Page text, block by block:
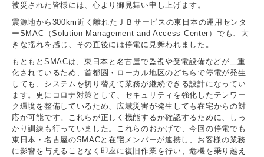
被災された皆様には、心より御見舞い申し上げます。
震源地から300km近く離れたＪＢサービスの東日本の運用センタ
ーSMAC（Solution Management and Access Center）でも、大
きな揺れを感じ、その直後には停電に見舞われました。
もともとSMACは、東日本と名古屋で監視や受電設備などが二重
化されているため、首都圏・ローカル地区のどちらで停電が発生
しても、システムを切り替えて業務が継続できる設計になってい
ます。更にコロナ対策として、セキュリティを強化したテレワー
ク環境を整備しているため、広域災害が発生しても在宅からの対
応が可能です。これらが正しく機能するか確認するために、しっ
かり訓練も行っていました。これらのおかげで、今回の停電でも
東日本・名古屋のSMACと在宅メンバーが連携し、お客様の業務
に影響を与えることなく即座に復旧作業を行い、危機を乗り越え